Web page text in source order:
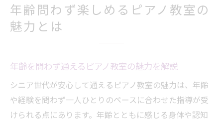
年齢問わず楽しめるピアノ教室の
魅力とは
年齢を問わず通えるピアノ教室の魅力を解説
シニア世代が安心して通えるピアノ教室の魅力は、年齢
や経験を問わず一人ひとりのペースに合わせた指導が受
けられる点にあります。年齢とともに感じる身体や認知